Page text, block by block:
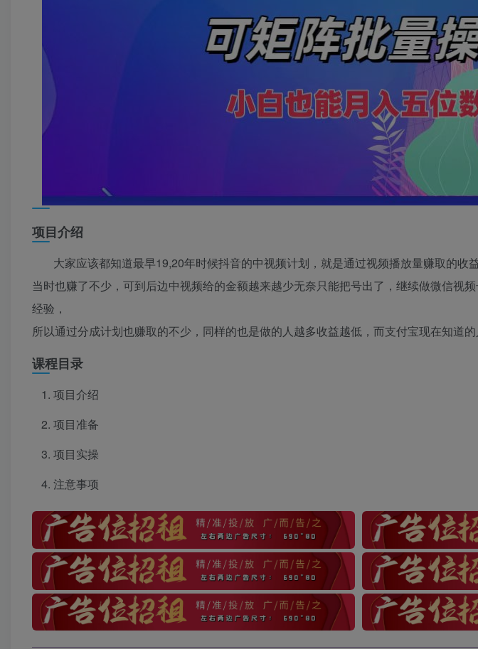
项目介绍
大家应该都知道最早19,20年时候抖音的中视频计划，就是通过视频播放量赚取的收
当时也赚了不少，可到后边中视频给的金额越来越少无奈只能把号出了，继续做微信视
经验，
所以通过分成计划也赚取的不少，同样的也是做的人越多收益越低，而支付宝现在知道
课程目录
项目介绍
项目准备
项目实操
注意事项